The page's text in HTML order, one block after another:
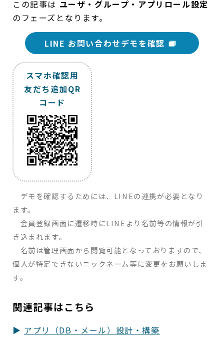
この記事は ユーザ・グループ・アプリロール設定
のフェーズとなります。
LINE お問い合わせデモを確認
スマホ確認用
友だち追加QR
コード
デモを確認するためには、LINEの連携が必要となり
ます。
会員登録画面に遷移時にLINEより名前等の情報が引
き込まれます。
名前は管理画面から閲覧可能となっておりますので、
個人が特定できないニックネーム等に変更をお願いしま
す。
関連記事はこちら
アプリ（DB・メール）設計・構築